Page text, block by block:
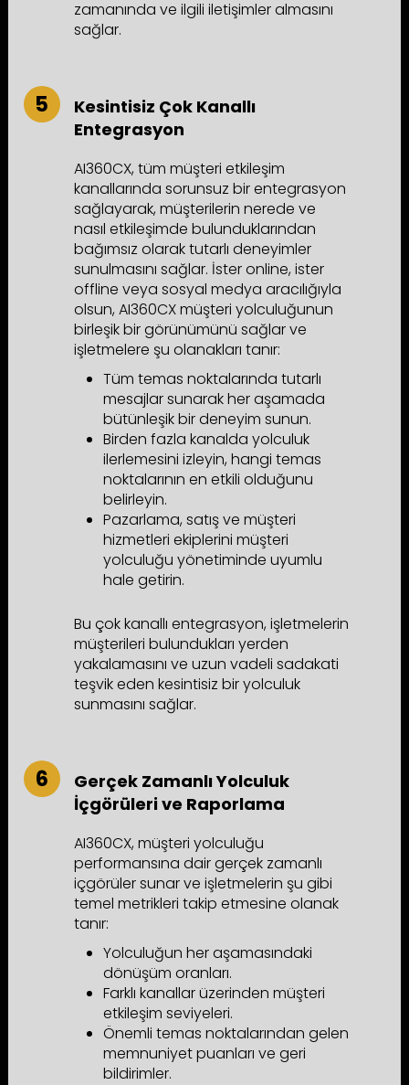
zamanında ve ilgili iletişimler almasını
sağlar.
Kesintisiz Çok Kanallı
Entegrasyon
AI360CX, tüm müşteri etkileşim
kanallarında sorunsuz bir entegrasyon
sağlayarak, müşterilerin nerede ve
nasıl etkileşimde bulunduklarından
bağımsız olarak tutarlı deneyimler
sunulmasını sağlar. İster online, ister
offline veya sosyal medya aracılığıyla
olsun, AI360CX müşteri yolculuğunun
birleşik bir görünümünü sağlar ve
işletmelere şu olanakları tanır:
Tüm temas noktalarında tutarlı
mesajlar sunarak her aşamada
bütünleşik bir deneyim sunun.
Birden fazla kanalda yolculuk
ilerlemesini izleyin, hangi temas
noktalarının en etkili olduğunu
belirleyin.
Pazarlama, satış ve müşteri
hizmetleri ekiplerini müşteri
yolculuğu yönetiminde uyumlu
hale getirin.
Bu çok kanallı entegrasyon, işletmelerin
müşterileri bulundukları yerden
yakalamasını ve uzun vadeli sadakati
teşvik eden kesintisiz bir yolculuk
sunmasını sağlar.
Gerçek Zamanlı Yolculuk
İçgörüleri ve Raporlama
AI360CX, müşteri yolculuğu
performansına dair gerçek zamanlı
içgörüler sunar ve işletmelerin şu gibi
temel metrikleri takip etmesine olanak
tanır:
Yolculuğun her aşamasındaki
dönüşüm oranları.
Farklı kanallar üzerinden müşteri
etkileşim seviyeleri.
Önemli temas noktalarından gelen
memnuniyet puanları ve geri
bildirimler.